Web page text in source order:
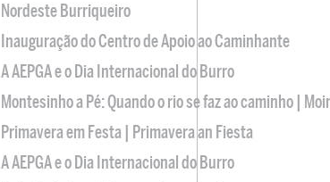
Nordeste Burriqueiro
Inauguração do Centro de Apoio ao Caminhante
A AEPGA e o Dia Internacional do Burro
Montesinho a Pé: Quando o rio se faz ao caminho |
Primavera em Festa | Primavera an Fiesta
A AEPGA e o Dia Internacional do Burro